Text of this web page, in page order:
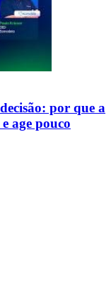
por que a
age pouco